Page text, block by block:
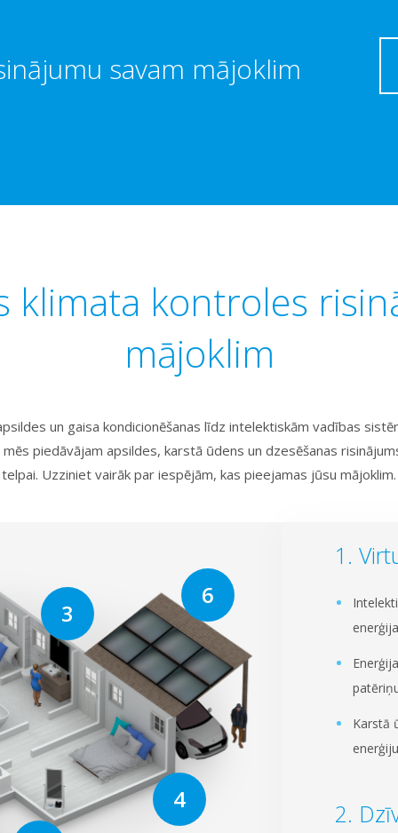
savam mājoklim
klimata kontroles
mājoklim
un gaisa kondicionēšanas līdz intelektiskām vadības
piedāvājam apsildes, karstā ūdens un dzesēšanas
telpai. Uzziniet vairāk par iespējām, kas pieejamas jūsu mājoklim.
Karstā
enerģiju